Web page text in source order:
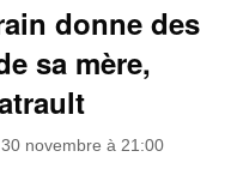
donne des
sa mère,
novembre à 21:00